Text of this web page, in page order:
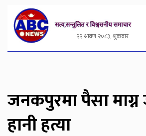
२२ श्रावण २०८३, शुक्रबार
जनकपुरमा पैसा माग्न
हानी हत्या